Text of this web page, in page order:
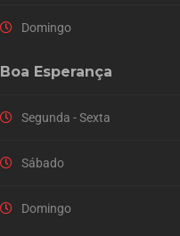
Domingo
Boa Esperança
Segunda - Sexta
Sábado
Domingo